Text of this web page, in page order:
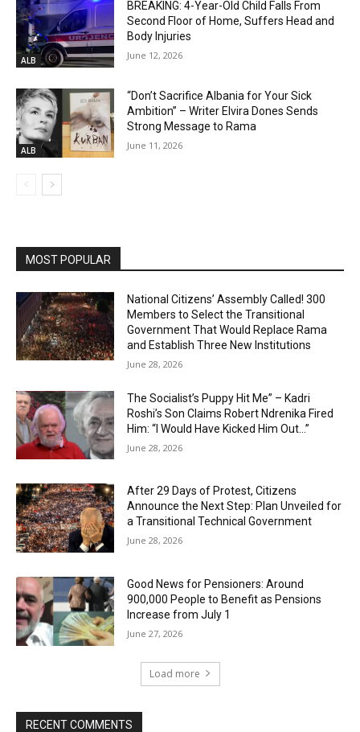
ALB
BREAKING: 4-Year-Old Child Falls From
Second Floor of Home, Suffers Head and
Body Injuries
June 12, 2026
ALB
“Don’t Sacrifice Albania for Your Sick
Ambition” – Writer Elvira Dones Sends
Strong Message to Rama
June 11, 2026
MOST POPULAR
National Citizens’ Assembly Called! 300
Members to Select the Transitional
Government That Would Replace Rama
and Establish Three New Institutions
June 28, 2026
The Socialist’s Puppy Hit Me” – Kadri
Roshi’s Son Claims Robert Ndrenika Fired
Him: “I Would Have Kicked Him Out…”
June 28, 2026
After 29 Days of Protest, Citizens
Announce the Next Step: Plan Unveiled for
a Transitional Technical Government
June 28, 2026
Good News for Pensioners: Around
900,000 People to Benefit as Pensions
Increase from July 1
June 27, 2026
Load more
RECENT COMMENTS